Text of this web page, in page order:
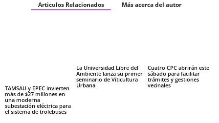
Articulos Relacionados Más acerca del autor
TAMSAU y EPEC invierten
más de $27 millones en
una moderna
subestación eléctrica para
el sistema de trolebuses
La Universidad Libre del
Ambiente lanza su primer
seminario de Viticultura
Urbana
Cuatro CPC abrirán este
sábado para facilitar
trámites y gestiones
vecinales